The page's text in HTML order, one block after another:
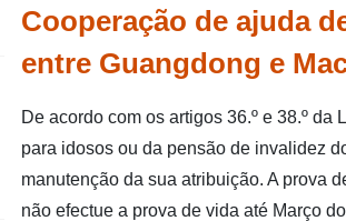
Cooperação de ajuda de verificação de
Tratamento de serviços de
Outras
Voltar para página
Cooperação de ajuda
entre Guangdong e
De acordo com os artigos 36.º e 38.º
para idosos ou da pensão de invalidez
manutenção da sua atribuição. A prova
não efectue a prova de vida até Março